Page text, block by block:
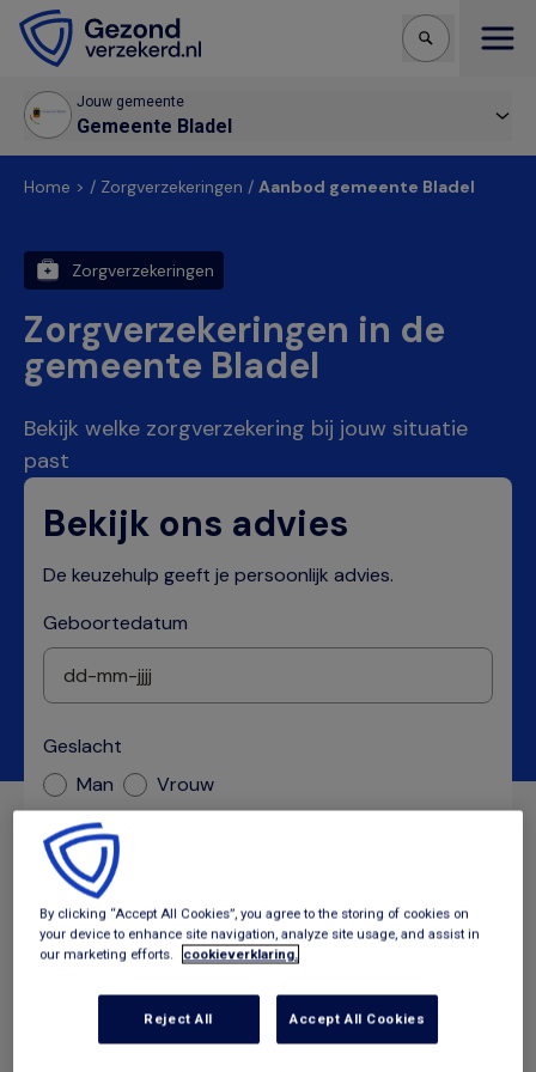
Jouw gemeente
Gemeente Bladel
Home > / Zorgverzekeringen / Aanbod gemeente Bladel
Zorgverzekeringen
Zorgverzekeringen in de
gemeente Bladel
Bekijk welke zorgverzekering bij jouw situatie
past
Bekijk ons advies
De keuzehulp geeft je persoonlijk advies.
Geboortedatum
Geslacht
Man
Vrouw
Hieronder staat het Gemeentepolis aanbod in jouw
gemeente. Elk pakket heeft een andere dekking. Sommige
gemeenten bieden meer pakketten aan dan in onderstaand
By clicking “Accept All Cookies”, you agree to the storing of cookies on
your device to enhance site navigation, analyze site usage, and assist in
our marketing efforts.
cookieverklaring.
Reject All Accept All Cookies